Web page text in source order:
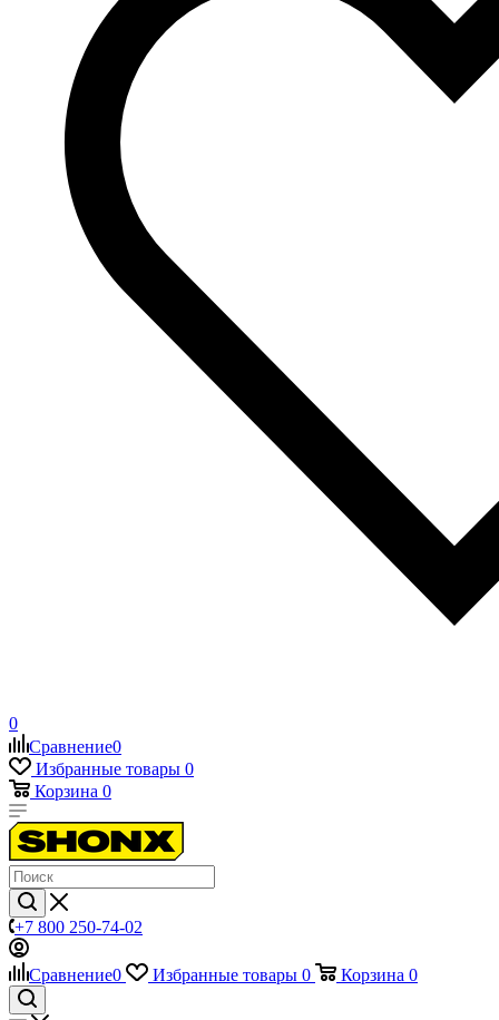
0
Сравнение0
Избранные товары 0
Корзина 0
+7 800 250-74-02
Сравнение0 Избранные товары 0 Корзина 0